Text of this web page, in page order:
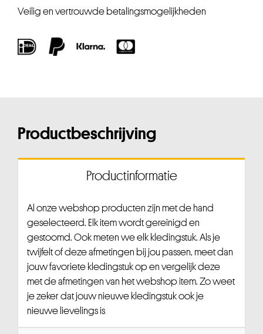
Veilig en vertrouwde betalingsmogelijkheden
Productbeschrijving
Productinformatie
Al onze webshop producten zijn met de hand
geselecteerd. Elk item wordt gereinigd en
gestoomd. Ook meten we elk kledingstuk. Als je
twijfelt of deze afmetingen bij jou passen, meet dan
jouw favoriete kledingstuk op en vergelijk deze
met de afmetingen van het webshop item. Zo weet
je zeker dat jouw nieuwe kledingstuk ook je
nieuwe lievelings is